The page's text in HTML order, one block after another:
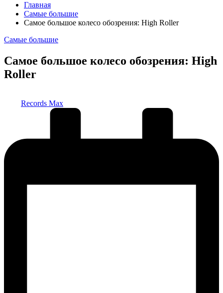
Главная
Самые большие
Самое большое колесо обозрения: High Roller
Опубликовано
Самые большие
Самое большое колесо обозрения: High
Roller
Records Max